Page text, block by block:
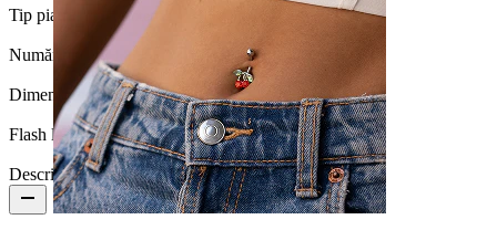
Tip piatră: Perlă sintetică
Număr bucăți:
Dimensiune bilă:4 mm
Flash label:3 for 2
Descriere